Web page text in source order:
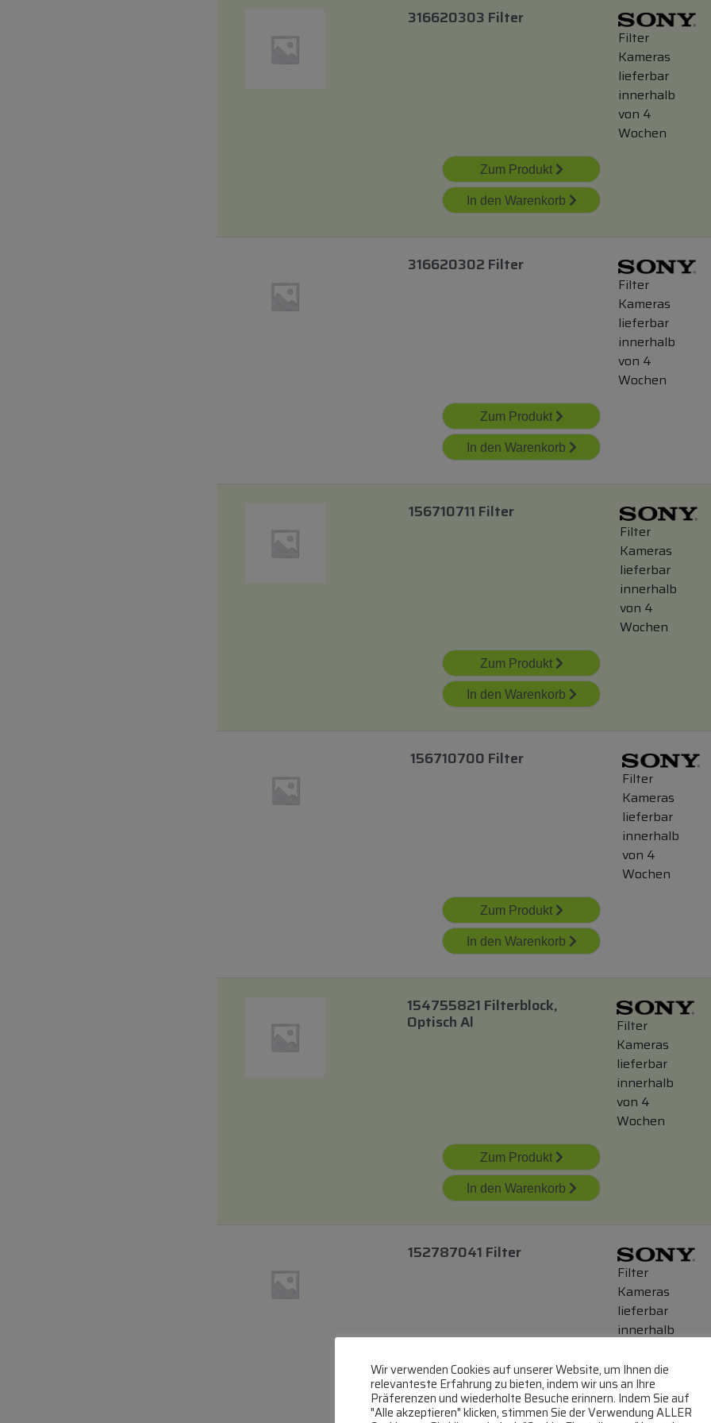
316620303 Filter
Filter
Kameras
lieferbar
innerhalb
von 4
Wochen
Zum Produkt
In den Warenkorb
316620302 Filter
Filter
Kameras
lieferbar
innerhalb
von 4
Wochen
Zum Produkt
In den Warenkorb
156710711 Filter
Filter
Kameras
lieferbar
innerhalb
von 4
Wochen
Zum Produkt
In den Warenkorb
156710700 Filter
Filter
Kameras
lieferbar
innerhalb
von 4
Wochen
Zum Produkt
In den Warenkorb
154755821 Filterblock,
Optisch Al
Filter
Kameras
lieferbar
innerhalb
von 4
Wochen
Zum Produkt
In den Warenkorb
152787041 Filter
Filter
Kameras
lieferbar
innerhalb
Wochen
Zum Produkt
Wir verwenden Cookies auf unserer Website, um Ihnen die
relevanteste Erfahrung zu bieten, indem wir uns an Ihre
Präferenzen und wiederholte Besuche erinnern. Indem Sie auf
"Alle akzeptieren" klicken, stimmen Sie der Verwendung ALLER